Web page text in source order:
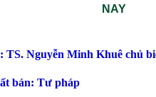
NAY
TS. Nguyễn Minh Khuê chủ
bản: Tư pháp